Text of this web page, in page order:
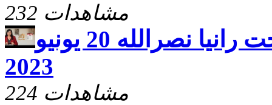
232 مشاهدات
يارب ارحم مع الاخت رانيا نصرالله 20 يونيو
2023
224 مشاهدات